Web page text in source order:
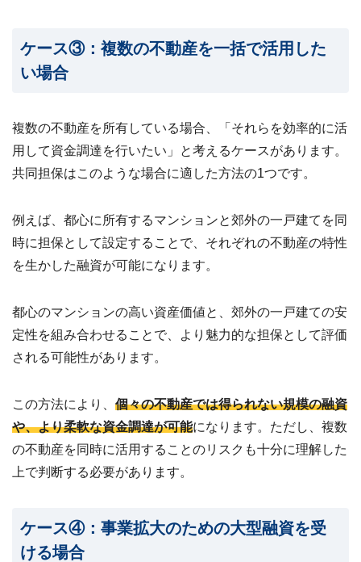
ケース③：複数の不動産を一括で活用した
い場合
複数の不動産を所有している場合、「それらを効率的に活
用して資金調達を行いたい」と考えるケースがあります。
共同担保はこのような場合に適した方法の1つです。
例えば、都心に所有するマンションと郊外の一戸建てを同
時に担保として設定することで、それぞれの不動産の特性
を生かした融資が可能になります。
都心のマンションの高い資産価値と、郊外の一戸建ての安
定性を組み合わせることで、より魅力的な担保として評価
される可能性があります。
この方法により、 個々の不動産では得られない規模の融資
や、より柔軟な資金調達が可能になります。ただし、複数
の不動産を同時に活用することのリスクも十分に理解した
上で判断する必要があります。
ケース④：事業拡大のための大型融資を受
ける場合